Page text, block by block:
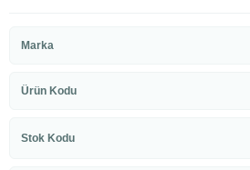
Marka
Ürün Kodu
Stok Kodu